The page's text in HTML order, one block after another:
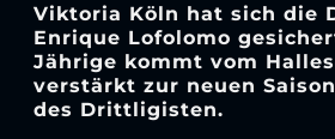
Viktoria Köln hat sich die
Enrique Lofolomo
Jährige kommt vom
verstärkt zur neuen
des Drittligisten.